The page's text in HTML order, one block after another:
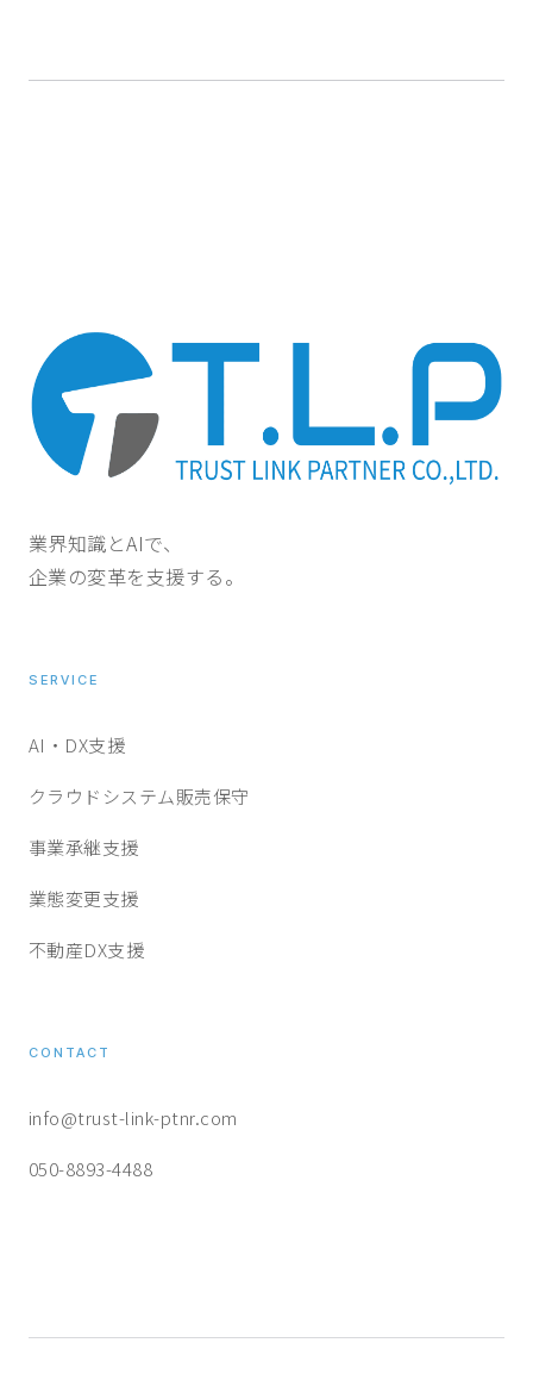
業界知識とAIで、
企業の変革を支援する。
SERVICE
AI・DX支援
クラウドシステム販売保守
事業承継支援
業態変更支援
不動産DX支援
CONTACT
info@trust-link-ptnr.com
050-8893-4488